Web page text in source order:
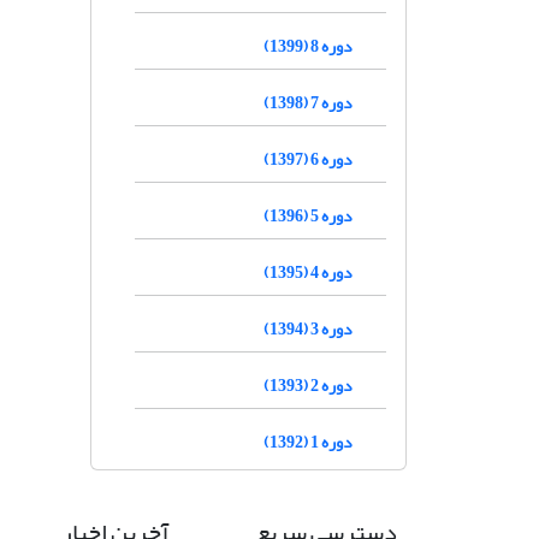
دوره 8 (1399)
دوره 7 (1398)
دوره 6 (1397)
دوره 5 (1396)
دوره 4 (1395)
دوره 3 (1394)
دوره 2 (1393)
دوره 1 (1392)